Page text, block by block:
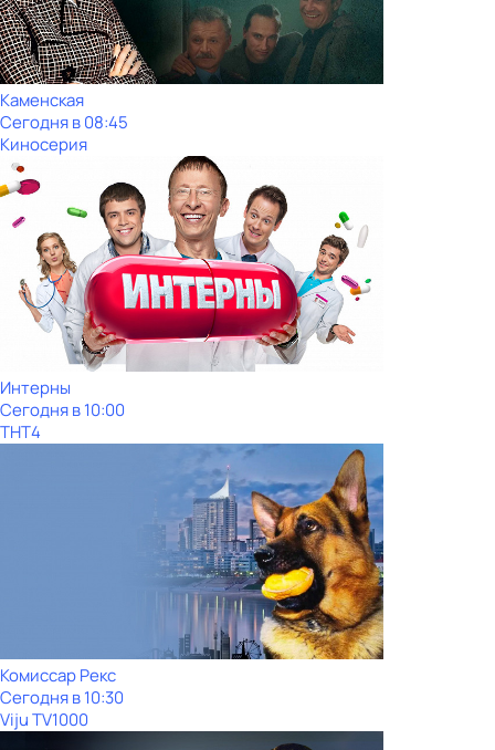
Каменская
Сегодня в 08:45
Киносерия
Интерны
Сегодня в 10:00
ТНТ4
Комиссар Рекс
Сегодня в 10:30
Viju TV1000